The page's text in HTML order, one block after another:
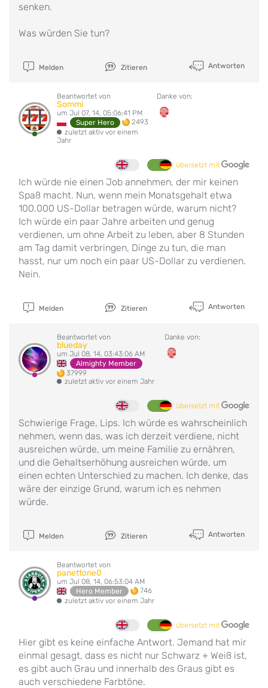
senken.
Was würden Sie tun?
Melden Zitieren Antworten
Beantwortet von
Sommi
um Jul 07, 14, 05:06:41 PM
Super Hero
2493
zuletzt aktiv vor einem
Jahr
Danke von:
übersetzt mit
Ich würde nie einen Job annehmen, der mir keinen
Spaß macht. Nun, wenn mein Monatsgehalt etwa
100.000 US-Dollar betragen würde, warum nicht?
Ich würde ein paar Jahre arbeiten und genug
verdienen, um ohne Arbeit zu leben, aber 8 Stunden
am Tag damit verbringen, Dinge zu tun, die man
hasst, nur um noch ein paar US-Dollar zu verdienen.
Nein.
Melden Zitieren Antworten
Beantwortet von
blueday
um Jul 08, 14, 03:43:06 AM
Almighty Member
37999
zuletzt aktiv vor einem Jahr
Danke von:
übersetzt mit
Schwierige Frage, Lips. Ich würde es wahrscheinlich
nehmen, wenn das, was ich derzeit verdiene, nicht
ausreichen würde, um meine Familie zu ernähren,
und die Gehaltserhöhung ausreichen würde, um
einen echten Unterschied zu machen. Ich denke, das
wäre der einzige Grund, warum ich es nehmen
würde.
Melden Zitieren Antworten
Beantwortet von
panettone0
um Jul 08, 14, 06:53:04 AM
Hero Member
746
zuletzt aktiv vor einem Jahr
übersetzt mit
Hier gibt es keine einfache Antwort. Jemand hat mir
einmal gesagt, dass es nicht nur Schwarz + Weiß ist,
es gibt auch Grau und innerhalb des Graus gibt es
auch verschiedene Farbtöne.